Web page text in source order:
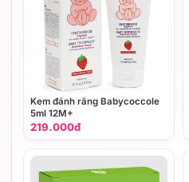
Kem đánh răng Babycoccole
5ml 12M+
219.000đ